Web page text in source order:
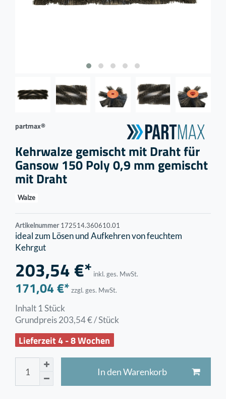
partmax®
Kehrwalze gemischt mit Draht für
Gansow 150 Poly 0,9 mm gemischt
mit Draht
Walze
Artikelnummer172514.360610.01
ideal zum Lösen und Aufkehren von feuchtem
Kehrgut
203,54 €* inkl. ges. MwSt.
171,04 €* zzgl. ges. MwSt.
Inhalt 1Stück
Grundpreis203,54 € / Stück
Lieferzeit 4 - 8 Wochen
In den Warenkorb